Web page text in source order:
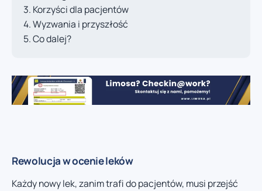
Korzyści dla pacjentów
Wyzwania i przyszłość
Co dalej?
Rewolucja w ocenie leków
Każdy nowy lek, zanim trafi do pacjentów, musi przejść